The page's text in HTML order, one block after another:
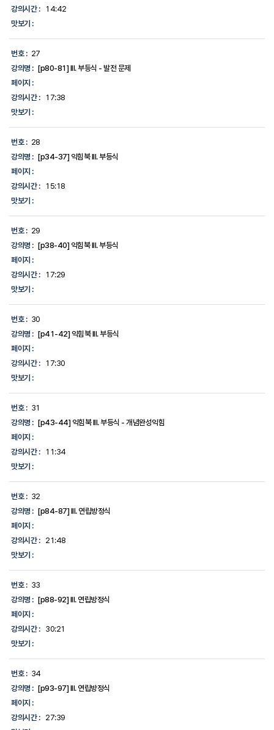
강의시간 :
14:42
맛보기 :
번호 : 27
강의명 : [p80-81] III. 부등식 - 발전 문제
페이지 :
강의시간 :
17:38
맛보기 :
번호 : 28
강의명 : [p34-37] 익힘북 III. 부등식
페이지 :
강의시간 :
15:18
맛보기 :
번호 : 29
강의명 : [p38-40] 익힘북 III. 부등식
페이지 :
강의시간 :
17:29
맛보기 :
번호 : 30
강의명 : [p41-42] 익힘북 III. 부등식
페이지 :
강의시간 :
17:30
맛보기 :
번호 : 31
강의명 : [p43-44] 익힘북 III. 부등식 - 개념완성익힘
페이지 :
강의시간 :
11:34
맛보기 :
번호 : 32
강의명 : [p84-87] III. 연립방정식
페이지 :
강의시간 :
21:48
맛보기 :
번호 : 33
강의명 : [p88-92] III. 연립방정식
페이지 :
강의시간 :
30:21
맛보기 :
번호 : 34
강의명 : [p93-97] III. 연립방정식
페이지 :
강의시간 :
27:39